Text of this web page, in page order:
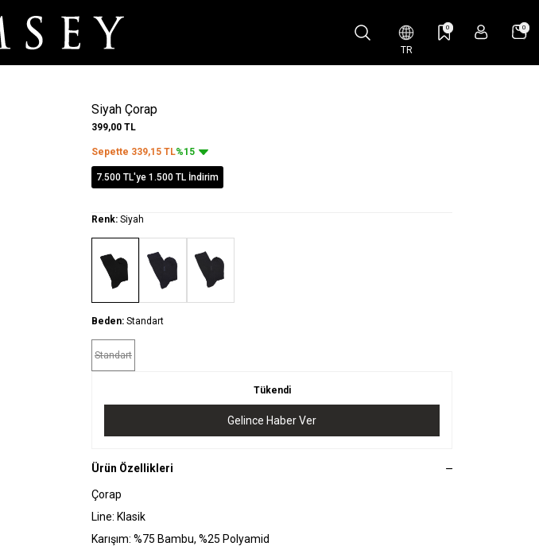
TR
0 0
Siyah Çorap
399,00 TL
Sepette 339,15 TL%15
7.500 TL'ye 1.500 TL İndirim
Renk: Siyah
Beden: Standart
Standart
Tükendi
Gelince Haber Ver
Ürün Özellikleri
Çorap
Line: Klasik
Karışım: %75 Bambu, %25 Polyamid